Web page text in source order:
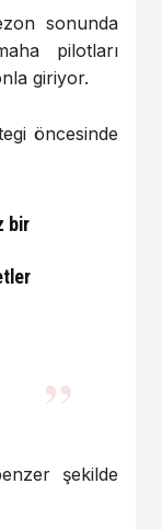
sonunda
pilotları
giriyor.
öncesinde
bir
şekilde